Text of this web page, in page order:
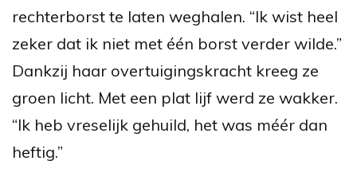
rechterborst te laten weghalen. “Ik wist heel
zeker dat ik niet met één borst verder wilde.”
Dankzij haar overtuigingskracht kreeg ze
groen licht. Met een plat lijf werd ze wakker.
“Ik heb vreselijk gehuild, het was méér dan
heftig.”